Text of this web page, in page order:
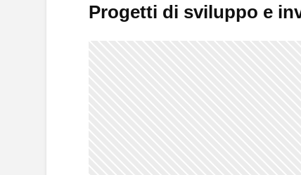
Progetti di sviluppo e